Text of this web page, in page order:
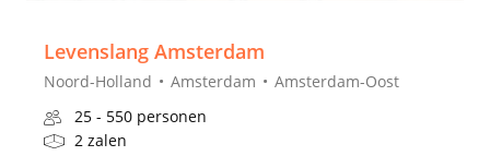
Levenslang Amsterdam
Noord-Holland Amsterdam
Amsterdam-Oost
25 - 550 personen
2 zalen